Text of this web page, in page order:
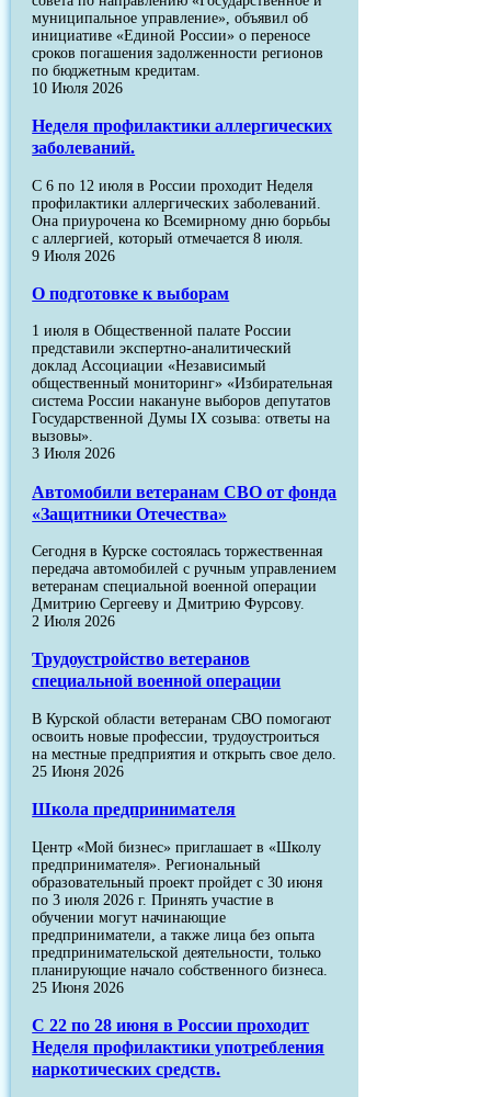
муниципальное управление», объявил об
инициативе «Единой России» о переносе
сроков погашения задолженности регионов
по бюджетным кредитам.
10 Июля 2026
Неделя профилактики аллергических
заболеваний.
С 6 по 12 июля в России проходит Неделя
профилактики аллергических заболеваний.
Она приурочена ко Всемирному дню борьбы
с аллергией, который отмечается 8 июля.
9 Июля 2026
О подготовке к выборам
1 июля в Общественной палате России
представили экспертно-аналитический
доклад Ассоциации «Независимый
общественный мониторинг» «Избирательная
система России накануне выборов депутатов
Государственной Думы IX созыва: ответы на
вызовы».
3 Июля 2026
Автомобили ветеранам СВО от фонда
«Защитники Отечества»
Сегодня в Курске состоялась торжественная
передача автомобилей с ручным управлением
ветеранам специальной военной операции
Дмитрию Сергееву и Дмитрию Фурсову.
2 Июля 2026
Трудоустройство ветеранов
специальной военной операции
В Курской области ветеранам СВО помогают
освоить новые профессии, трудоустроиться
на местные предприятия и открыть свое дело.
25 Июня 2026
Школа предпринимателя
Центр «Мой бизнес» приглашает в «Школу
предпринимателя». Региональный
образовательный проект пройдет с 30 июня
по 3 июля 2026 г. Принять участие в
обучении могут начинающие
предприниматели, а также лица без опыта
предпринимательской деятельности, только
планирующие начало собственного бизнеса.
25 Июня 2026
С 22 по 28 июня в России проходит
Неделя профилактики употребления
наркотических средств.